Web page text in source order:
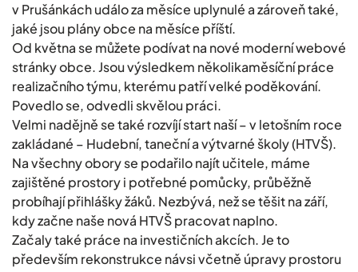
v Prušánkách událo za měsíce uplynulé a zároveň také,
jaké jsou plány obce na měsíce příští.
Od května se můžete podívat na nové moderní webové
stránky obce. Jsou výsledkem několikaměsíční práce
realizačního týmu, kterému patří velké poděkování.
Povedlo se, odvedli skvělou práci.
Velmi nadějně se také rozvíjí start naší – v letošním roce
zakládané – Hudební, taneční a výtvarné školy (HTVŠ).
Na všechny obory se podařilo najít učitele, máme
zajištěné prostory i potřebné pomůcky, průběžně
probíhají přihlášky žáků. Nezbývá, než se těšit na září,
kdy začne naše nová HTVŠ pracovat naplno.
Začaly také práce na investičních akcích. Je to
především rekonstrukce návsi včetně úpravy prostoru